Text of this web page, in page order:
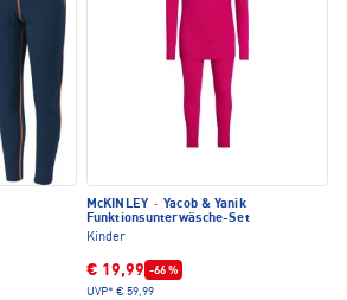
McKINLEY · Yacob & Yanik
Funktionsunterwäsche-Set
Kinder
€ 19,99 -66 %
UVP* € 59,99